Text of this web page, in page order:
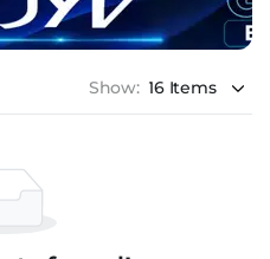
Show: